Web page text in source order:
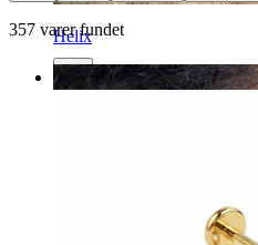
Helix
357 varer fundet